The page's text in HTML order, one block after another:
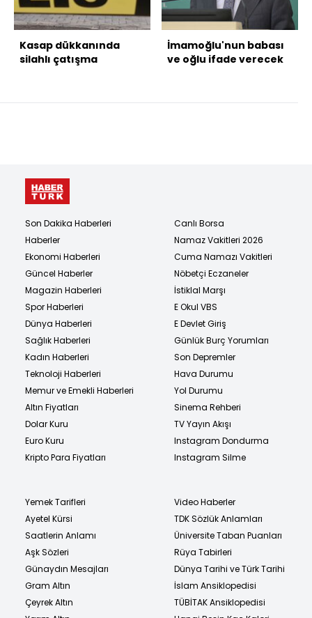
Kasap dükkanında
silahlı çatışma
İmamoğlu'nun babası
ve oğlu ifade verecek
Son Dakika Haberleri
Haberler
Ekonomi Haberleri
Güncel Haberler
Magazin Haberleri
Spor Haberleri
Dünya Haberleri
Sağlık Haberleri
Kadın Haberleri
Teknoloji Haberleri
Memur ve Emekli Haberleri
Altın Fiyatları
Dolar Kuru
Euro Kuru
Kripto Para Fiyatları
Canlı Borsa
Namaz Vakitleri 2026
Cuma Namazı Vakitleri
Nöbetçi Eczaneler
İstiklal Marşı
E Okul VBS
E Devlet Giriş
Günlük Burç Yorumları
Son Depremler
Hava Durumu
Yol Durumu
Sinema Rehberi
TV Yayın Akışı
Instagram Dondurma
Instagram Silme
Yemek Tarifleri
Ayetel Kürsi
Saatlerin Anlamı
Aşk Sözleri
Günaydın Mesajları
Gram Altın
Çeyrek Altın
Video Haberler
TDK Sözlük Anlamları
Üniversite Taban Puanları
Rüya Tabirleri
Dünya Tarihi ve Türk Tarihi
İslam Ansiklopedisi
TÜBİTAK Ansiklopedisi